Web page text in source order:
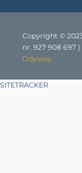
Copyright ©
nr. 927 908 697
Odyssey
SITETRACKER